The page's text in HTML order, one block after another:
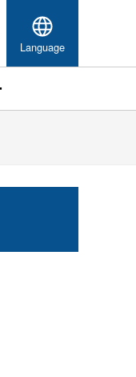
Language